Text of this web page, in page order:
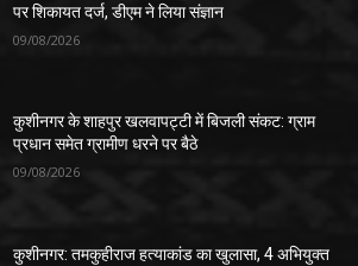
पर शिकायत दर्ज, डीएम ने लिया संज्ञान
09/08/2026
कुशीनगर के शाहपुर खलवापट्टी में बिजली संकट: ग्राम
प्रधान समेत ग्रामीण धरने पर बैठे
09/08/2026
कुशीनगर: तमकुहीराज हत्याकांड का खुलासा, 4 अभियुक्त